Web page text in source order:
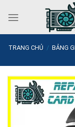
TRANG CHỦ / BẢNG